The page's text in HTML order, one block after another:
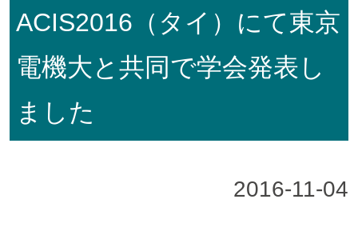
ACIS2016（タイ）にて東京
電機大と共同で学会発表し
ました
2016-11-04